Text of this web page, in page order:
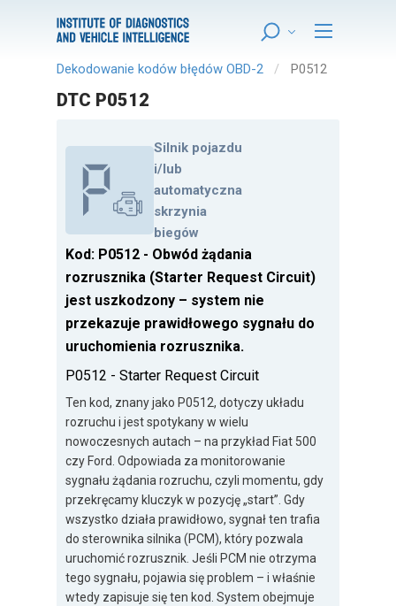
Dekodowanie kodów błędów OBD-2 P0512
DTC P0512
Silnik pojazdu
i/lub
automatyczna
skrzynia
biegów
Kod: P0512 - Obwód żądania
rozrusznika (Starter Request Circuit)
jest uszkodzony – system nie
przekazuje prawidłowego sygnału do
uruchomienia rozrusznika.
P0512 - Starter Request Circuit
Ten kod, znany jako P0512, dotyczy układu
rozruchu i jest spotykany w wielu
nowoczesnych autach – na przykład Fiat 500
czy Ford. Odpowiada za monitorowanie
sygnału żądania rozruchu, czyli momentu, gdy
przekręcamy kluczyk w pozycję „start”. Gdy
wszystko działa prawidłowo, sygnał ten trafia
do sterownika silnika (PCM), który pozwala
uruchomić rozrusznik. Jeśli PCM nie otrzyma
tego sygnału, pojawia się problem – i właśnie
wtedy zapisuje się ten kod. System obejmuje